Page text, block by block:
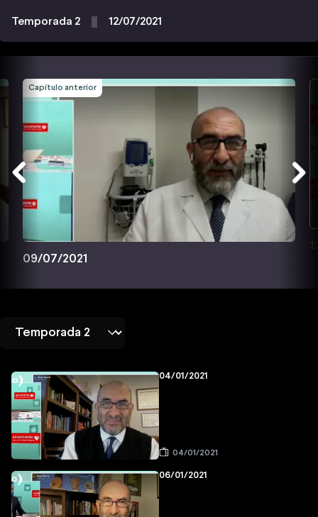
Temporada 2 12/07/2021
Capítulo anterior
09/07/2021
04/01/2021
04/01/2021
06/01/2021